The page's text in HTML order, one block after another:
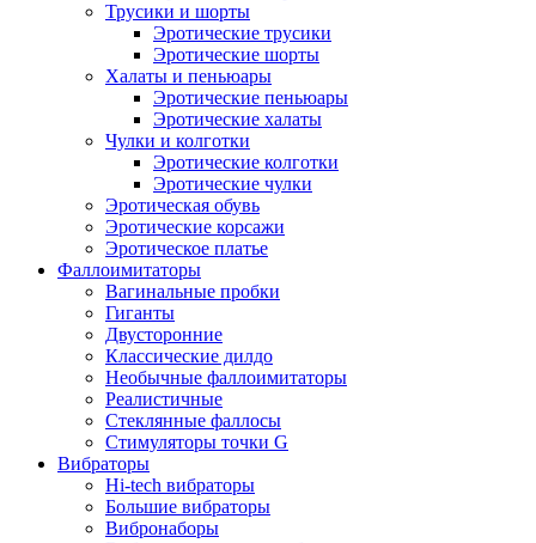
Трусики и шорты
Эротические трусики
Эротические шорты
Халаты и пеньюары
Эротические пеньюары
Эротические халаты
Чулки и колготки
Эротические колготки
Эротические чулки
Эротическая обувь
Эротические корсажи
Эротическое платье
Фаллоимитаторы
Вагинальные пробки
Гиганты
Двусторонние
Классические дилдо
Необычные фаллоимитаторы
Реалистичные
Стеклянные фаллосы
Стимуляторы точки G
Вибраторы
Hi-tech вибраторы
Большие вибраторы
Вибронаборы